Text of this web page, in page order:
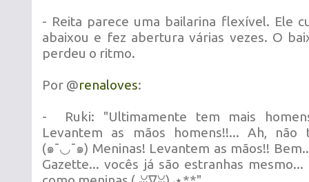
- Reita parece uma bailarina flexível. Ele
abaixou e fez abertura várias vezes. O
perdeu o ritmo.
Por @renaloves:
- Ruki: "Ultimamente tem mais
Levantem as mãos homens!!... Ah, não
(๑¯◡¯๑) Meninas! Levantem as mãos!!
Gazette... vocês já são estranhas